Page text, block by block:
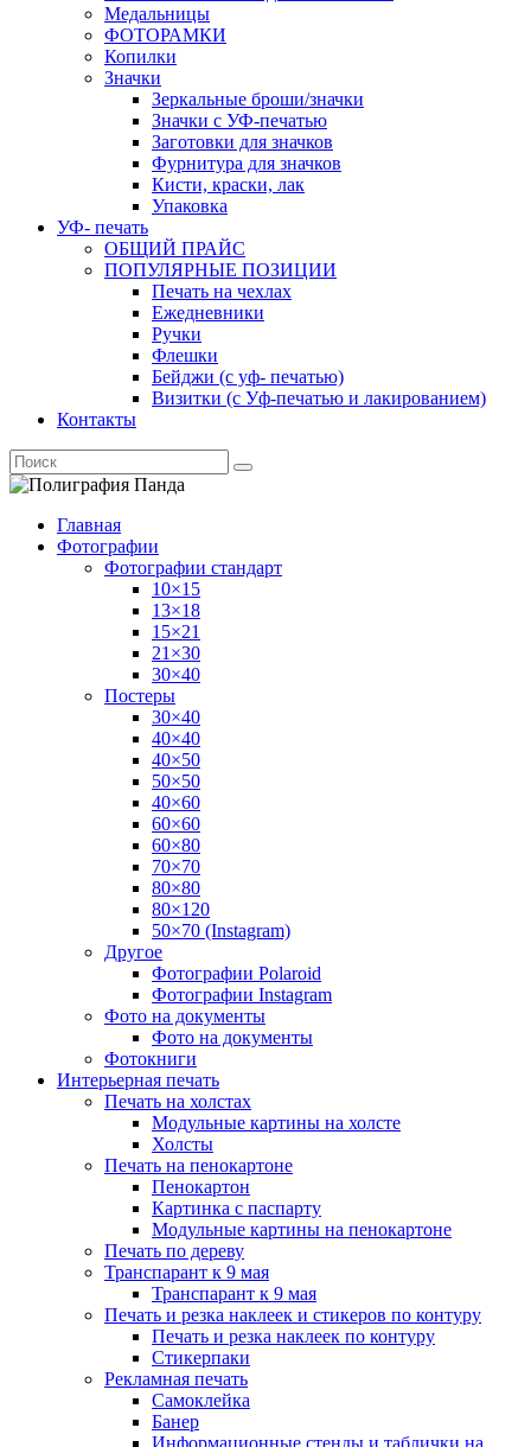
Медальницы
ФОТОРАМКИ
Копилки
Значки
Зеркальные броши/значки
Значки с УФ-печатью
Заготовки для значков
Фурнитура для значков
Кисти, краски, лак
Упаковка
УФ- печать
ОБЩИЙ ПРАЙС
ПОПУЛЯРНЫЕ ПОЗИЦИИ
Печать на чехлах
Ежедневники
Ручки
Флешки
Бейджи (с уф- печатью)
Визитки (с Уф-печатью и лакированием)
Контакты
Главная
Фотографии
Фотографии стандарт
10×15
13×18
15×21
21×30
30×40
Постеры
30×40
40×40
40×50
50×50
40×60
60×60
60×80
70×70
80×80
80×120
50×70 (Instagram)
Другое
Фотографии Polaroid
Фотографии Instagram
Фото на документы
Фото на документы
Фотокниги
Интерьерная печать
Печать на холстах
Модульные картины на холсте
Холсты
Печать на пенокартоне
Пенокартон
Картинка с паспарту
Модульные картины на пенокартоне
Печать по дереву
Транспарант к 9 мая
Транспарант к 9 мая
Печать и резка наклеек и стикеров по контуру
Печать и резка наклеек по контуру
Стикерпаки
Рекламная печать
Самоклейка
Банер
Информационные стенды и таблички на